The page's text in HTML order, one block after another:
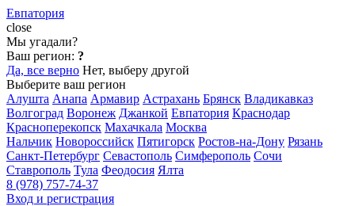
Евпатория
close
Мы угадали?
Ваш регион: ?
Да, все верно Нет, выберу другой
Выберите ваш регион
Алушта Анапа Армавир Астрахань Брянск Владикавказ
Волгоград Воронеж Джанкой Евпатория Краснодар
Красноперекопск Махачкала Москва
Нальчик Новороссийск Пятигорск Ростов-на-Дону Рязань
Санкт-Петербург Севастополь Симферополь Сочи
Ставрополь Тула Феодосия Ялта
8 (978) 757-74-37
Вход и регистрация